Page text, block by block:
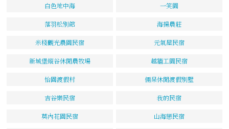
白色地中海 一笑園
落羽松別館 海揚農莊
米棧觀光農園民宿 元氣屋民宿
新城堡縱谷休閒農牧場 越牆工園民宿
怡園渡假村 倆呆休閒渡假別墅
吉谷樂民宿 我的民宿
莫內花園民宿 山海戀民宿